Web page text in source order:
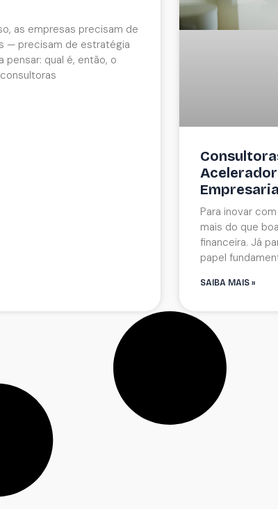
as empresas precisam de
— precisam de estratégia
pensar: qual é, então, o
Para inovar
mais do que
financeira. Já
papel
SAIBA MAIS »